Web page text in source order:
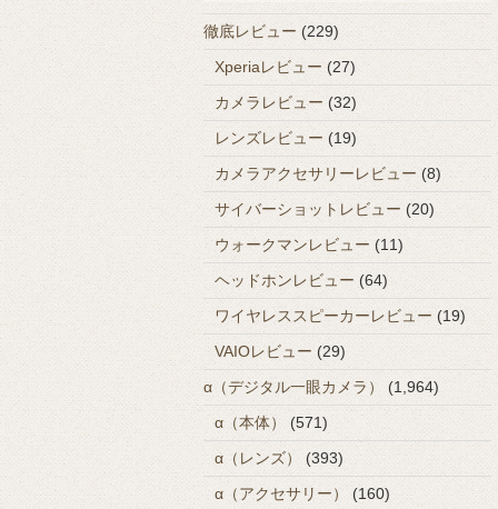
徹底レビュー (229)
Xperiaレビュー(27)
カメラレビュー (32)
レンズレビュー (19)
カメラアクセサリーレビュー (8)
サイバーショットレビュー (20)
ウォークマンレビュー (11)
ヘッドホンレビュー (64)
ワイヤレススピーカーレビュー (19)
VAIOレビュー (29)
α（デジタル一眼カメラ）
(1,964)
α（本体）
(571)
α（レンズ）
(393)
α（アクセサリー）
(160)